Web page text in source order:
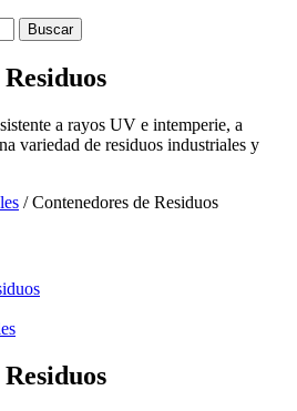
Buscar
a rayos UV e intemperie, a
variedad de residuos industriales y
/ Contenedores de Residuos